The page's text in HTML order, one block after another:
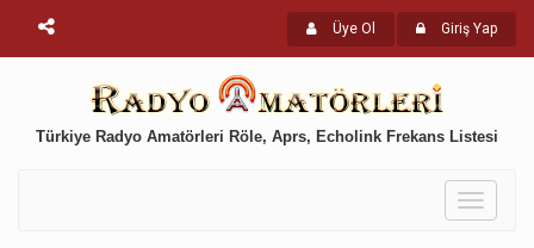
Üye Ol Giriş Yap
Türkiye Radyo Amatörleri Röle, Aprs, Echolink Frekans Listesi
Toggle